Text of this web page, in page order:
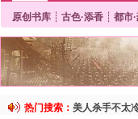
原创书库 ┊ 古色·添香 ┊ 都市
热门搜索： 美人杀手不太